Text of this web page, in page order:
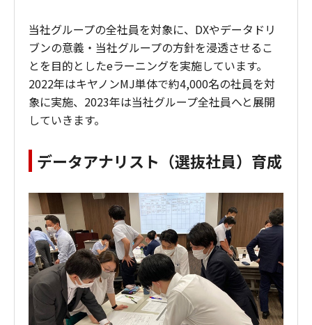
当社グループの全社員を対象に、DXやデータドリ
ブンの意義・当社グループの方針を浸透させるこ
とを目的としたeラーニングを実施しています。
2022年はキヤノンMJ単体で約4,000名の社員を対
象に実施、2023年は当社グループ全社員へと展開
していきます。
データアナリスト（選抜社員）育成